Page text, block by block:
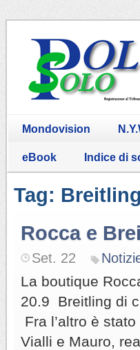
Mondovision
eBook Indice di
Tag: Breitling
Rocca e
Set. 22
La boutique
20.9 Breitling di
Fra l’altro è
Vialli e Mauro,